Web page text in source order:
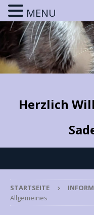
Herzlich
STARTSEITE
Allgemeines
MENU